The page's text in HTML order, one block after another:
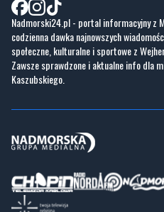
Nadmorski24.pl - portal informacyjny z
codzienna dawka najnowszych
społeczne, kulturalne i sportowe z
Zawsze sprawdzone i aktualne info dla
Kaszubskiego.